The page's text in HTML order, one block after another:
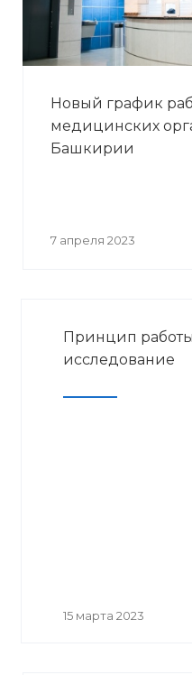
Новый график
медицинских
Башкирии
7 апреля 2023
Принцип работы
исследование
15 марта 2023